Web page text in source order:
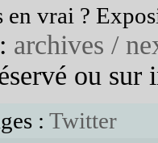
en vrai ?
archives /
ou sur
: Twitter